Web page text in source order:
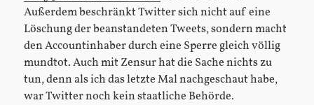
Außerdem beschränkt Twitter sich nicht auf eine
Löschung der beanstandeten Tweets, sondern macht
den Accountinhaber durch eine Sperre gleich völlig
mundtot. Auch mit Zensur hat die Sache nichts zu
tun, denn als ich das letzte Mal nachgeschaut habe,
war Twitter noch kein staatliche Behörde.